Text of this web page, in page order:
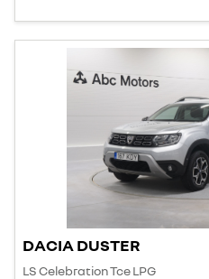
DACIA DUSTER
LS Celebration Tce LPG